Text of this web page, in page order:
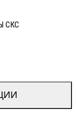
СКС